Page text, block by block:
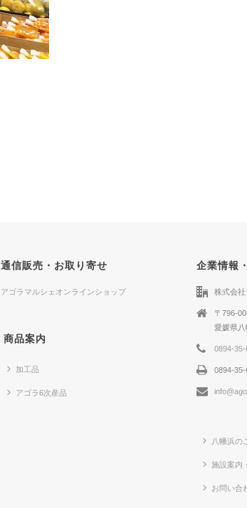
通信販売・お取り寄せ
アゴラマルシェオンラインショップ
商品案内
加工品
アゴラ6次産品
企業情報
株式会社
〒796-
愛媛県
0894-35-
0894-35-
八幡浜の
施設案内
お問い合